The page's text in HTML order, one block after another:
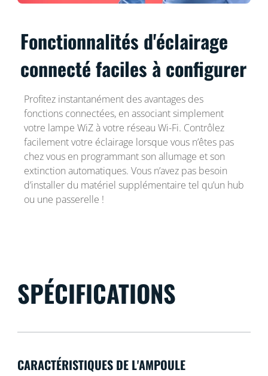
Fonctionnalités d'éclairage
connecté faciles à configurer
Profitez instantanément des avantages des
fonctions connectées, en associant simplement
votre lampe WiZ à votre réseau Wi-Fi. Contrôlez
facilement votre éclairage lorsque vous n’êtes pas
chez vous en programmant son allumage et son
extinction automatiques. Vous n’avez pas besoin
d’installer du matériel supplémentaire tel qu’un hub
ou une passerelle !
SPÉCIFICATIONS
CARACTÉRISTIQUES DE L'AMPOULE